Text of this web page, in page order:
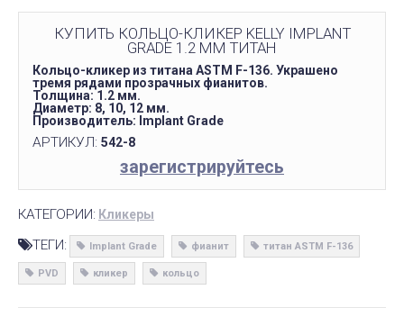
КУПИТЬ КОЛЬЦО-КЛИКЕР KELLY IMPLANT
GRADE 1.2 ММ ТИТАН
Кольцо-кликер из титана ASTM F-136. Украшено
тремя рядами прозрачных фианитов.
Толщина: 1.2 мм.
Диаметр: 8, 10, 12 мм.
Производитель: Implant Grade
АРТИКУЛ: 542-8
зарегистрируйтесь
КАТЕГОРИИ: Кликеры
ТЕГИ: Implant Grade фианит титан ASTM F-136
PVD кликер кольцо